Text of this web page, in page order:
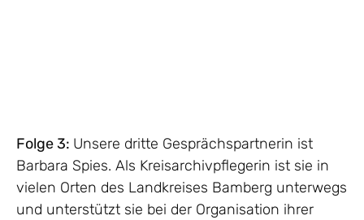
Folge 3: Unsere dritte Gesprächspartnerin ist
Barbara Spies. Als Kreisarchivpflegerin ist sie in
vielen Orten des Landkreises Bamberg unterwegs
und unterstützt sie bei der Organisation ihrer